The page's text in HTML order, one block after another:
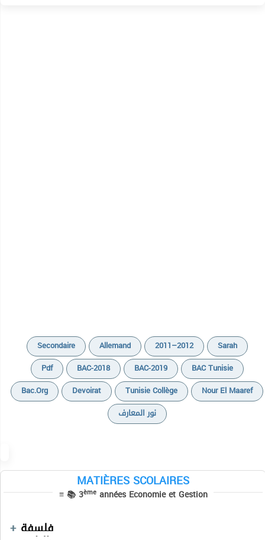
Secondaire Allemand 2011–2012
Sarah
Pdf
BAC-2018 BAC-2019
BAC Tunisie
Bac.org
Devoirat Tunisie Collège
Nour El Maaref
نور المعارف
MATIÈRES SCOLAIRES
≡ 📚 3èmeannées Economie et Gestion
Informatique
Cours
فلسفة
Devoirs
Devoirs
Séries